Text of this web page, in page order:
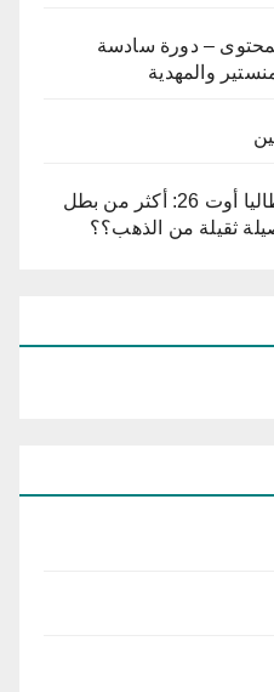
– دورة سادسة
والمهدية
الألعاب المتوسطية تارنتو إيطاليا أوت 26: أكثر من بطل
ثقيلة من الذهب؟؟